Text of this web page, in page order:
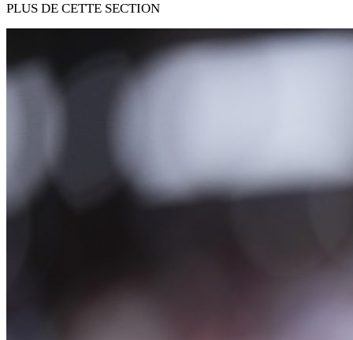
PLUS DE CETTE SECTION